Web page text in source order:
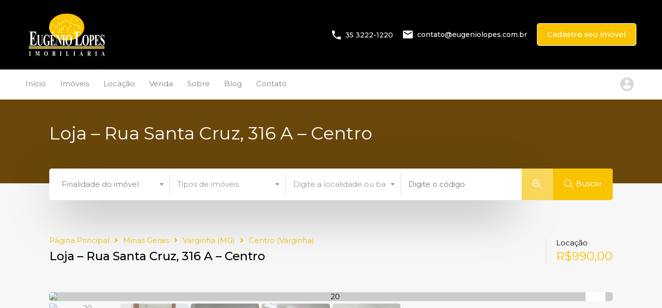
35 3222-1220 contato@eugeniolopes.com.br Cadastre seu imóvel
Início Imóveis Locação Venda Sobre Blog Contato
Loja – Rua Santa Cruz, 316 A – Centro
Finalidade do imóvel Tipos de imóveis Digite a localidade ou bairro Buscar
Página Principal Minas Gerais Varginha (MG) Centro (Varginha)
Loja – Rua Santa Cruz, 316 A – Centro
Locação
R$990,00